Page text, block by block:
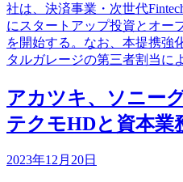
社は、決済事業・次世代
にスタートアップ投資とオー
を開始する。なお、本提携強
タルガレージの第三者割当に
アカツキ、ソニー
テクモHDと資本業
2023年12月20日